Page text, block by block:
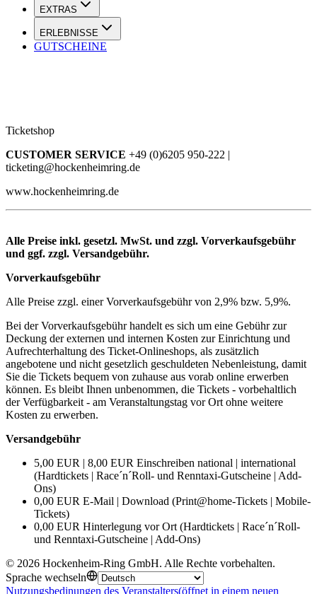
EXTRAS
ERLEBNISSE
GUTSCHEINE
Ticketshop
CUSTOMER SERVICE +49 (0)6205 950-222 |
ticketing@hockenheimring.de
www.hockenheimring.de
Alle Preise inkl. gesetzl. MwSt. und zzgl. Vorverkaufsgebühr
und ggf. zzgl. Versandgebühr.
Vorverkaufsgebühr
Alle Preise zzgl. einer Vorverkaufsgebühr von 2,9% bzw. 5,9%.
Bei der Vorverkaufsgebühr handelt es sich um eine Gebühr zur
Deckung der externen und internen Kosten zur Einrichtung und
Aufrechterhaltung des Ticket-Onlineshops, als zusätzlich
angebotene und nicht gesetzlich geschuldeten Nebenleistung, damit
Sie die Tickets bequem von zuhause aus vorab online erwerben
können. Es bleibt Ihnen unbenommen, die Tickets - vorbehaltlich
der Verfügbarkeit - am Veranstaltungstag vor Ort ohne weitere
Kosten zu erwerben.
Versandgebühr
5,00 EUR | 8,00 EUR Einschreiben national | international
(Hardtickets | Race´n´Roll- und Renntaxi-Gutscheine | Add-
Ons)
0,00 EUR E-Mail | Download (Print@home-Tickets | Mobile-
Tickets)
0,00 EUR Hinterlegung vor Ort (Hardtickets | Race´n´Roll-
und Renntaxi-Gutscheine | Add-Ons)
© 2026 Hockenheim-Ring GmbH. Alle Rechte vorbehalten.
Sprache wechseln
Nutzungsbedinungen des Veranstalters(öffnet in einem neuen